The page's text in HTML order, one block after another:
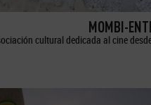
MOMBI-
cultural dedicada al cine